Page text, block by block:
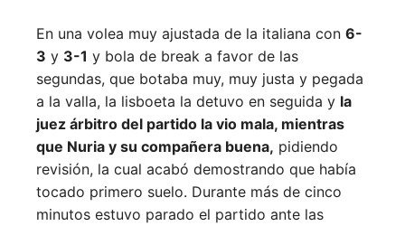
En una volea muy ajustada de la italiana con 6-
3 y 3-1 y bola de break a favor de las
segundas, que botaba muy, muy justa y pegada
a la valla, la lisboeta la detuvo en seguida y la
juez árbitro del partido la vio mala, mientras
que Nuria y su compañera buena, pidiendo
revisión, la cual acabó demostrando que había
tocado primero suelo. Durante más de cinco
minutos estuvo parado el partido ante las